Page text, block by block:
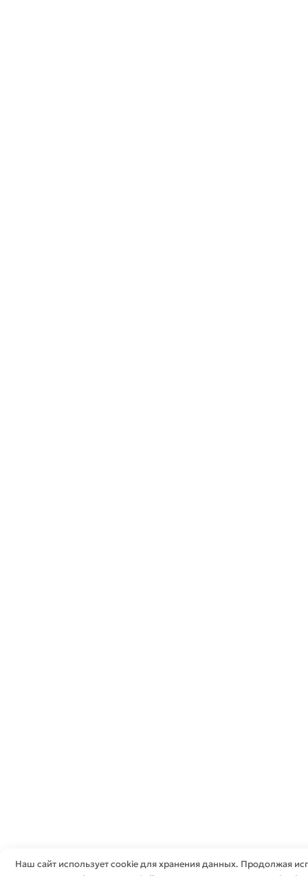
Наш сайт использует cookie для хранения данных. Продолжая